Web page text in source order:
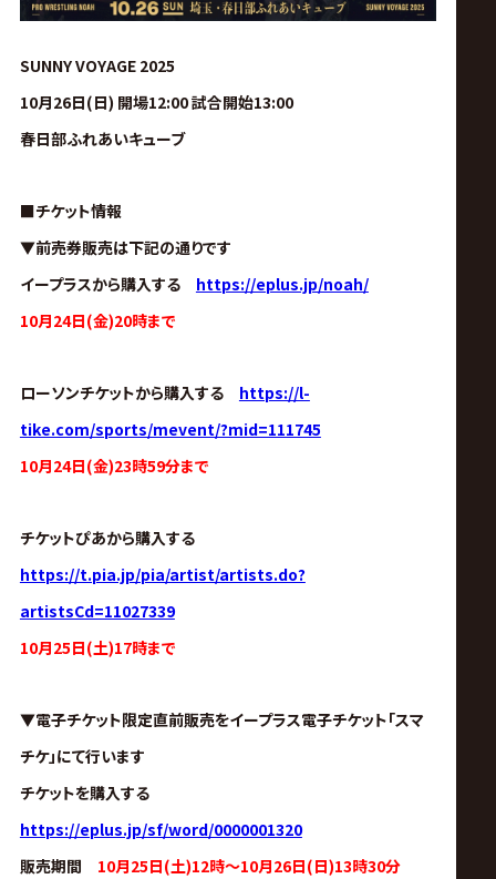
グ・
ノ
ア
公
式
サ
イ
SUNNY VOYAGE 2025
10月26日(日) 開場12:00 試合開始13:00
春日部ふれあいキューブ
■チケット情報
▼前売券販売は下記の通りです
イープラスから購入する https://eplus.jp/noah/
10月24日(金)20時まで
ローソンチケットから購入する https://l-
tike.com/sports/mevent/?mid=111745
10月24日(金)23時59分まで
チケットぴあから購入する
https://t.pia.jp/pia/artist/artists.do?
artistsCd=11027339
10月25日(土)17時まで
▼電子チケット限定直前販売をイープラス電子チケット「スマ
チケ」にて行います
チケットを購入する
https://eplus.jp/sf/word/0000001320
販売期間 10月25日(土)12時～10月26日(日)13時30分